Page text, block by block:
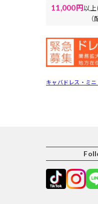
11,000円以
キャバドレス・ミ